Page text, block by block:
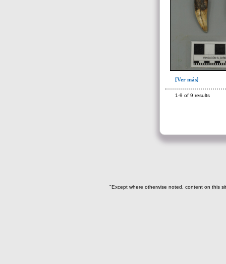
[Ver más]
1-9 of 9 results
"Except where otherwise noted, content on this